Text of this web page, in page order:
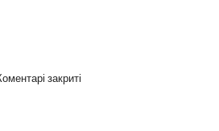
закриті